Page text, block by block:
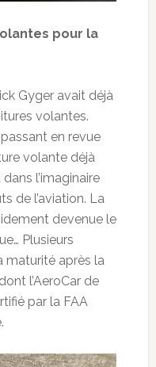
pour la
Gyger avait déjà
volantes.
en revue
volante déjà
l’imaginaire
de l’aviation. La
devenue le
Plusieurs
maturité après la
l’AeroCar de
par la FAA